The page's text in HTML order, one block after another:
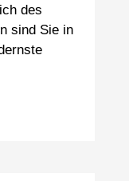
des
sind Sie in